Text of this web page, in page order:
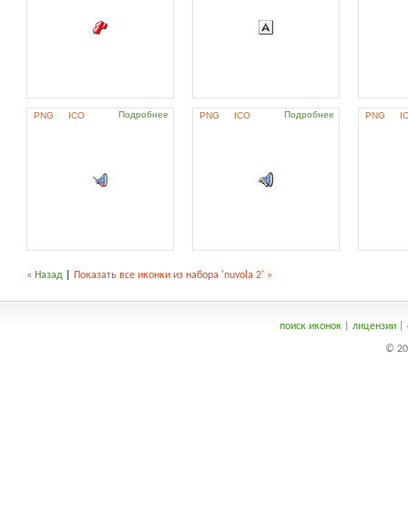
PNG ICO Подробнее PNG ICO Подробнее PNG
« Назад Показать все иконки из набора 'nuvola 2' »
поиск иконок| лицензии|
©